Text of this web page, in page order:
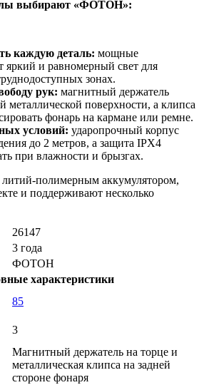
выбирают «ФОТОН»:
каждую деталь: мощные
яркий и равномерный свет для
зонах.
рук: магнитный держатель
металлической поверхности, а клипса
фонарь на кармане или ремне.
условий: ударопрочный корпус
до 2 метров, а защита IPX4
при влажности и брызгах.
полимерным аккумулятором,
и поддерживают несколько
26147
3 года
ФОТОН
характеристики
85
3
Магнитный держатель на торце и
металлическая клипса на задней
стороне фонаря